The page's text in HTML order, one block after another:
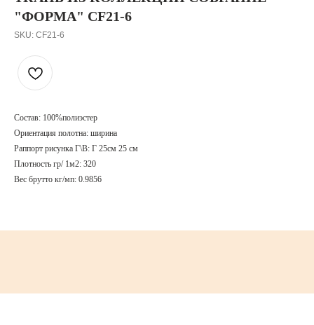
"ФОРМА" CF21-6
SKU: CF21-6
Состав: 100%полиэстер
Ориентация полотна: ширина
Раппорт рисунка Г\В: Г 25см 25 см
Плотность гр/ 1м2: 320
Вес брутто кг/мп: 0.9856